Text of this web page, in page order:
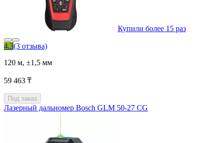
Купили более 15 раз
4.3(3 отзыва)
120 м, ±1,5 мм
59 463 ₸
Под заказ
Лазерный дальномер Bosch GLM 50-27 CG